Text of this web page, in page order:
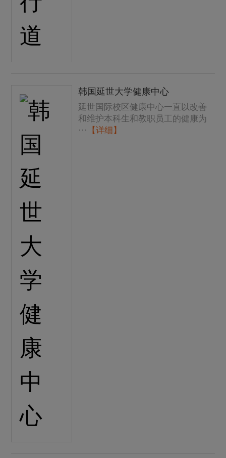
韩国延世大学健康中心
延世国际校区健康中心一直以改善
和维护本科生和教职员工的健康为
···
【详细】